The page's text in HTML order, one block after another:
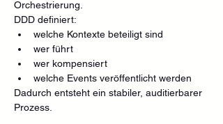
Orchestrierung.
DDD definiert:
welche Kontexte beteiligt sind
wer führt
wer kompensiert
welche Events veröffentlicht werden
Dadurch entsteht ein stabiler, auditierbarer
Prozess.